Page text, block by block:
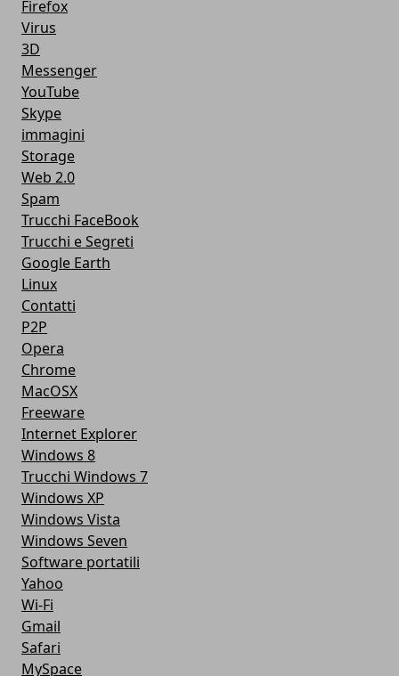
Firefox
Virus
3D
Messenger
YouTube
Skype
immagini
Storage
Web 2.0
Spam
Trucchi FaceBook
Trucchi e Segreti
Google Earth
Linux
Contatti
P2P
Opera
Chrome
MacOSX
Freeware
Internet Explorer
Windows 8
Trucchi Windows 7
Windows XP
Windows Vista
Windows Seven
Software portatili
Yahoo
Wi-Fi
Gmail
Safari
MySpace